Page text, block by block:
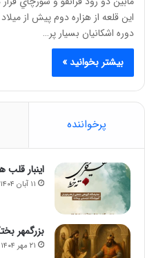
اين قلعه از هزاره دوم پيش از
دوره اشكانيان بسيار پر…
بیشتر بخوانید »
پرخواننده
اینبار
۱۱ آبان ۱۴۰۴
بزرگمهر
۲۱ مهر ۱۴۰۴